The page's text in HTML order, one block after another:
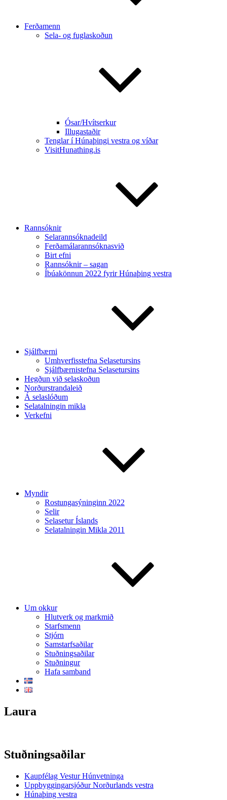
Ferðamenn
Sela- og fuglaskoðun
Ósar/Hvítserkur
Illugastaðir
Tenglar í Húnaþingi vestra og víðar
VisitHunathing.is
Rannsóknir
Selarannsóknadeild
Ferðamálarannsóknasvið
Birt efni
Rannsóknir – sagan
Íbúakönnun 2022 fyrir Húnaþing vestra
Sjálfbærni
Umhverfisstefna Selasetursins
Sjálfbærnistefna Selasetursins
Hegðun við selaskoðun
Norðurstrandaleið
Á selaslóðum
Selatalningin mikla
Verkefni
Myndir
Rostungasýninginn 2022
Selir
Selasetur Íslands
Selatalningin Mikla 2011
Um okkur
Hlutverk og markmið
Starfsmenn
Stjórn
Samstarfsaðilar
Stuðningsaðilar
Stuðningur
Hafa samband
Laura
Stuðningsaðilar
Kaupfélag Vestur Húnvetninga
Uppbyggingarsjóður Norðurlands vestra
Húnaþing vestra